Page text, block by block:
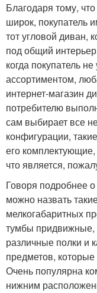
Благодаря тому,
широк, покупатель
тот угловой диван,
под общий
когда покупатель
ассортиментом,
интернет-магазин
потребителю
сам выбирает все
конфигурации,
его
что является,
Говоря подробнее
можно назвать
мелкогабаритных
тумбы придвижные,
различные полки и
предметов, которые
Очень популярна
нижним